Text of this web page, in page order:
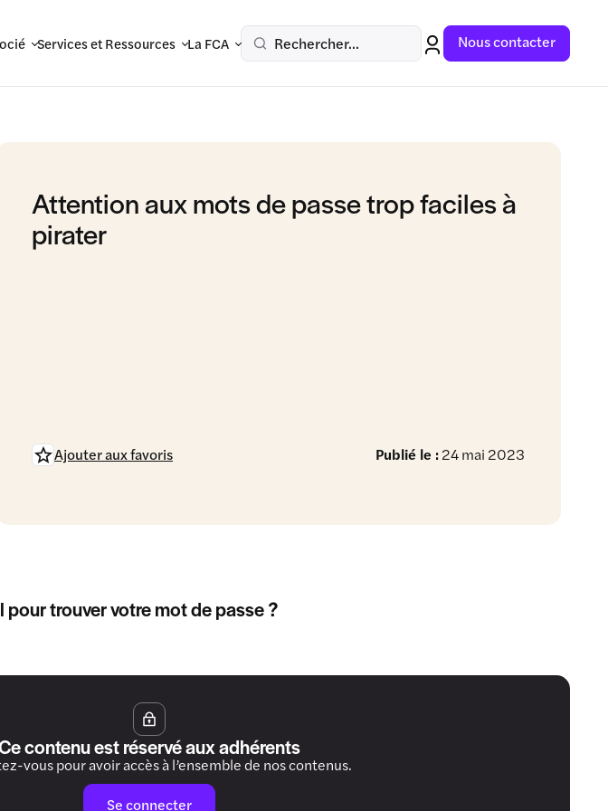
Services et Ressources La FCA Rechercher... Nous contacter
Attention aux mots de passe trop faciles à
pirater
Publié le :24 mai 2023
Ajouter aux favoris
trouver votre mot de passe ?
contenu est réservé aux adhérents
vous pour avoir accès à l’ensemble de nos contenus.
Se connecter